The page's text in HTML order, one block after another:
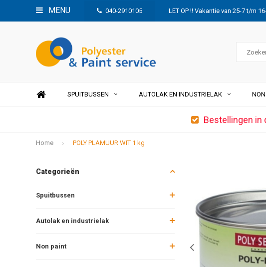
MENU 040-2910105 LET OP !! Vakantie van 25-7 t/m
SPUITBUSSEN AUTOLAK EN INDUSTRIELAK
Bestellingen in
Home POLY PLAMUUR WIT 1 kg
Categorieën
Spuitbussen
Autolak en industrielak
Non paint